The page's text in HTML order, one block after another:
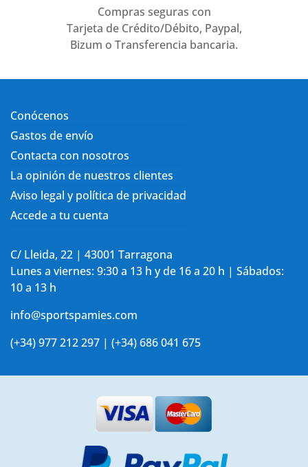
Compras seguras con
Tarjeta de Crédito/Débito, Paypal,
Bizum o Transferencia bancaria.
Conócenos
Gastos de envío
Contacta con nosotros
La opinión de nuestros clientes
Aviso legal y política de privacidad
Accede a tu cuenta
C/ Lleida, 22 | 43001 Tarragona
Lunes a viernes: 9:30 a 13 h y de 16 a 20 h | Sábados:
10 a 13 h
info@sportspamies.com
(+34) 977 212 297 | (+34) 686 041 675